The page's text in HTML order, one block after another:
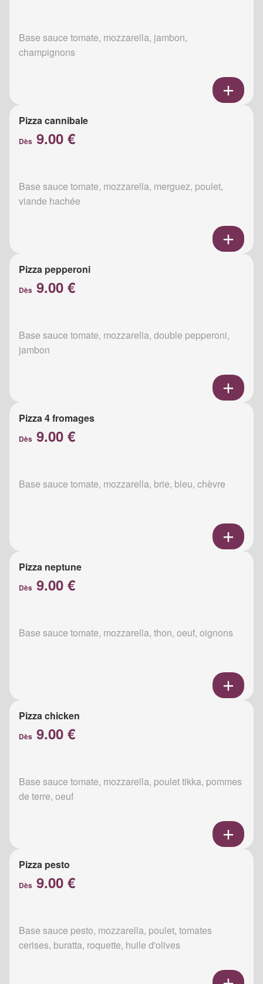
Base sauce tomate, mozzarella, jambon,
champignons
Pizza cannibale
Dès 9.00 €
Base sauce tomate, mozzarella, merguez, poulet,
viande hachée
Pizza pepperoni
Dès 9.00 €
Base sauce tomate, mozzarella, double pepperoni,
jambon
Pizza 4 fromages
Dès 9.00 €
Base sauce tomate, mozzarella, brie, bleu, chèvre
Pizza neptune
Dès 9.00 €
Base sauce tomate, mozzarella, thon, oeuf, oignons
Pizza chicken
Dès 9.00 €
Base sauce tomate, mozzarella, poulet tikka, pommes
de terre, oeuf
Pizza pesto
Dès 9.00 €
Base sauce pesto, mozzarella, poulet, tomates
cerises, buratta, roquette, huile d'olives